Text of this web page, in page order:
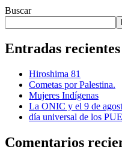
Buscar
Entradas recientes
Hiroshima 81
Cometas por Palestina.
Mujeres Indígenas
La ONIC y el 9 de
día universal de los
Comentarios